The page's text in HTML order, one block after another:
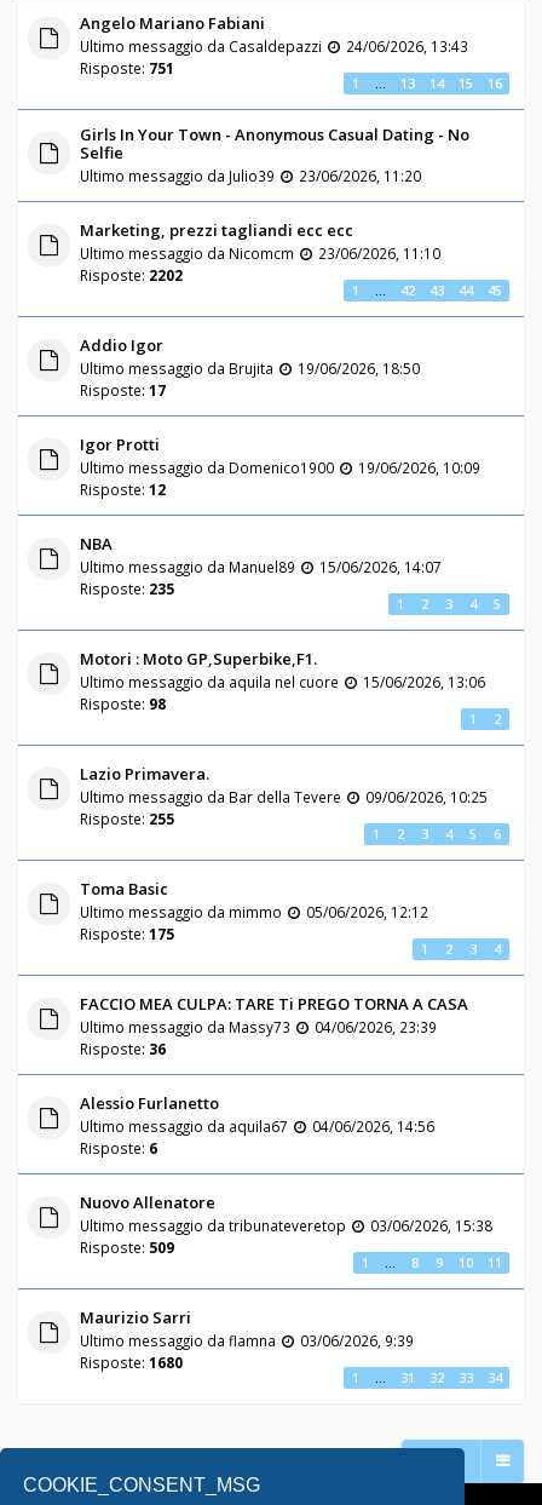
COOKIE_CONSENT_MSG
Angelo Mariano Fabiani
Ultimo messaggio da Casaldepazzi
24/06/2026, 13:43
Risposte: 751
1 13 14 15 16
Girls In Your Town - Anonymous Casual Dating - No
Selfie
Ultimo messaggio da Julio39 23/06/2026, 11:20
Marketing, prezzi tagliandi ecc ecc
Ultimo messaggio da Nicomcm
23/06/2026, 11:10
Risposte: 2202
1 42 43 44 45
Addio Igor
Ultimo messaggio da Brujita
19/06/2026, 18:50
Risposte: 17
Igor Protti
Ultimo messaggio da Domenico1900
19/06/2026, 10:09
Risposte: 12
NBA
Ultimo messaggio da Manuel89
15/06/2026, 14:07
Risposte: 235
1 2 3 4 5
Motori : Moto GP,Superbike,F1.
Ultimo messaggio da aquila nel cuore
15/06/2026, 13:06
Risposte: 98
1 2
Lazio Primavera.
Ultimo messaggio da Bar della Tevere
09/06/2026, 10:25
Risposte: 255
1 2 3 4 5 6
Toma Basic
Ultimo messaggio da mimmo
05/06/2026, 12:12
Risposte: 175
1 2 3 4
FACCIO MEA CULPA: TARE Ti PREGO TORNA A CASA
Ultimo messaggio da Massy73
04/06/2026, 23:39
Risposte: 36
Alessio Furlanetto
Ultimo messaggio da aquila67
04/06/2026, 14:56
Risposte: 6
Nuovo Allenatore
Ultimo messaggio da tribunateveretop
03/06/2026, 15:38
Risposte: 509
1 8 9 10 11
Maurizio Sarri
Ultimo messaggio da flamna
03/06/2026, 9:39
Risposte: 1680
1 31 32 33 34